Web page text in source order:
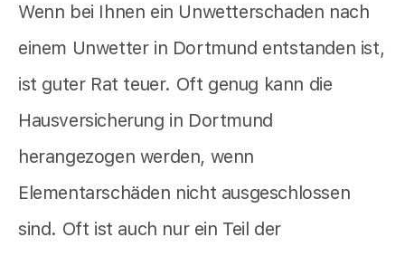
Wenn bei Ihnen ein Unwetterschaden nach
einem Unwetter in Dortmund entstanden ist,
ist guter Rat teuer. Oft genug kann die
Hausversicherung in Dortmund
herangezogen werden, wenn
Elementarschäden nicht ausgeschlossen
sind. Oft ist auch nur ein Teil der